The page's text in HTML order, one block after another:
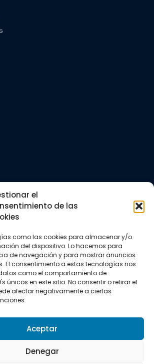
el
de las
como las cookies para almacenar y/o
del dispositivo. Lo hacemos para
de navegación y para mostrar anuncios
El consentimiento a estas tecnologías nos
como el comportamiento de
únicos en este sitio. No consentir o retirar el
afectar negativamente a ciertas
Aceptar
Denegar
177
Política de privacidad
Política de cookies